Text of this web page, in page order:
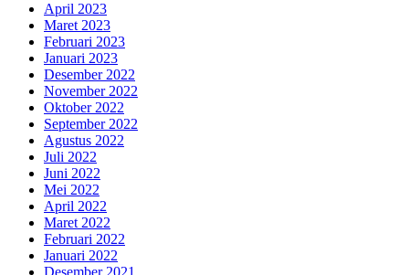
April 2023
Maret 2023
Februari 2023
Januari 2023
Desember 2022
November 2022
Oktober 2022
September 2022
Agustus 2022
Juli 2022
Juni 2022
Mei 2022
April 2022
Maret 2022
Februari 2022
Januari 2022
Desember 2021